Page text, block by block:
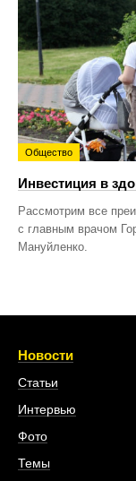
Общество
Инвестиция в
Рассмотрим все
с главным врачом
Мануйленко.
Новости
Статьи
Интервью
Фото
Темы